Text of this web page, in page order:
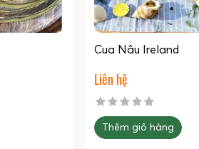
Cua Nâu Ireland
Liên hệ
Thêm giỏ hàng